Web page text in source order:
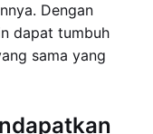
Dengan
dapat tumbuh
sama yang